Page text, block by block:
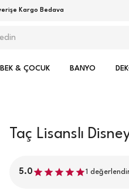
Kargo Bedava
& ÇOCUK BANYO
Taç Lisanslı
5.0 1